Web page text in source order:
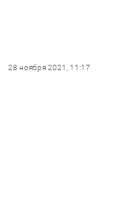
28 ноября 2021, 11:17